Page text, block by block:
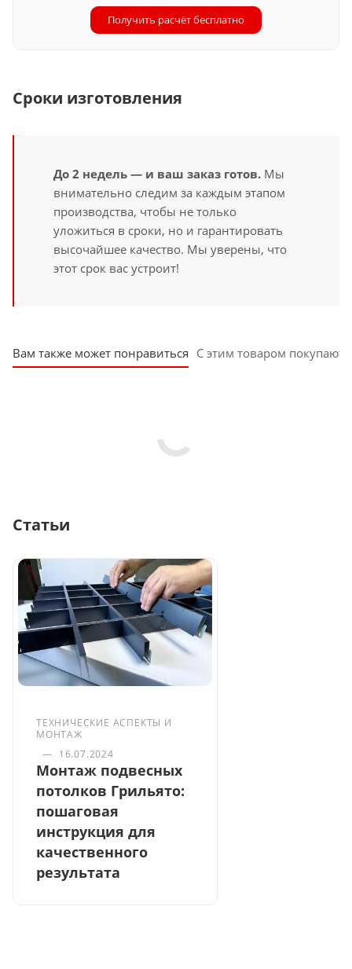
Получить расчёт бесплатно
Сроки изготовления
До 2 недель — и ваш заказ готов. Мы
внимательно следим за каждым этапом
производства, чтобы не только
уложиться в сроки, но и гарантировать
высочайшее качество. Мы уверены, что
этот срок вас устроит!
Вам также может понравиться С этим товаром покупают
Статьи
ТЕХНИЧЕСКИЕ АСПЕКТЫ И
МОНТАЖ
— 16.07.2024
Монтаж подвесных
потолков Грильято:
пошаговая
инструкция для
качественного
результата